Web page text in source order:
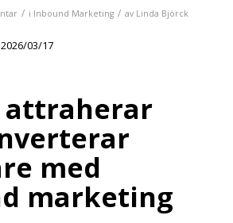
/ i Inbound Marketing / av Linda Björck
03/17
attraherar
med
marketing